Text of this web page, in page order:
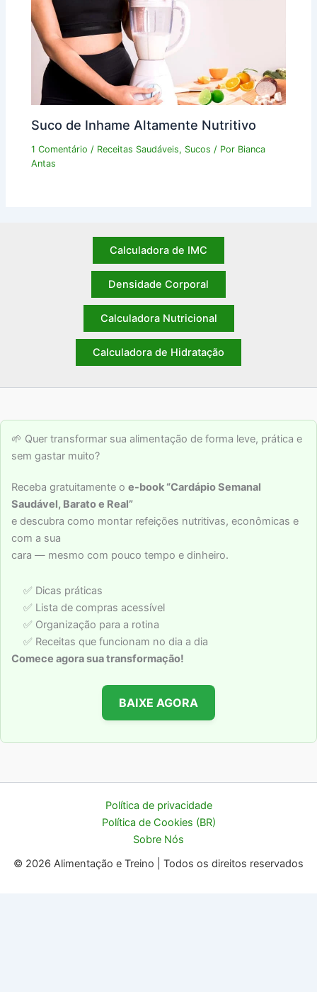
Suco de Inhame Altamente Nutritivo
1 Comentário / Receitas Saudáveis, Sucos / Por Bianca
Antas
Calculadora de IMC
Densidade Corporal
Calculadora Nutricional
Calculadora de Hidratação
🌱 Quer transformar sua alimentação de forma leve, prática e
sem gastar muito?
Receba gratuitamente o e-book “Cardápio Semanal
Saudável, Barato e Real”
e descubra como montar refeições nutritivas, econômicas e
com a sua
cara — mesmo com pouco tempo e dinheiro.
✅ Dicas práticas
✅ Lista de compras acessível
✅ Organização para a rotina
✅ Receitas que funcionam no dia a dia
Comece agora sua transformação!
BAIXE AGORA
Política de privacidade
Política de Cookies (BR)
Sobre Nós
© 2026 Alimentação e Treino | Todos os direitos reservados